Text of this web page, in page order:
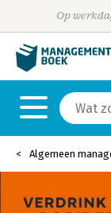
Op
Algemeen